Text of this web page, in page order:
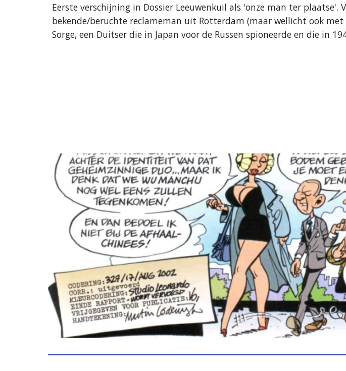
Eerste verschijning in Dossier Leeuwenkuil als 'onze man ter plaatse'.
bekende/beruchte reclameman uit Rotterdam (maar wellicht ook
Sorge, een Duitser die in Japan voor de Russen spioneerde en die in